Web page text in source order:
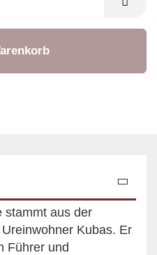
stammt aus der
Kubas. Er
Führer und